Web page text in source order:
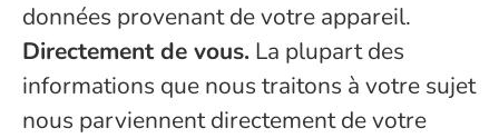
données provenant de votre appareil.
Directement de vous. La plupart des
informations que nous traitons à votre sujet
nous parviennent directement de votre